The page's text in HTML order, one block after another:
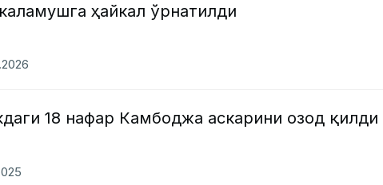
ҳайкал ўрнатилди
18 нафар Камбоджа аскарини озод қилди